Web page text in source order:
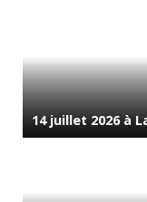
14 juillet 2026 à